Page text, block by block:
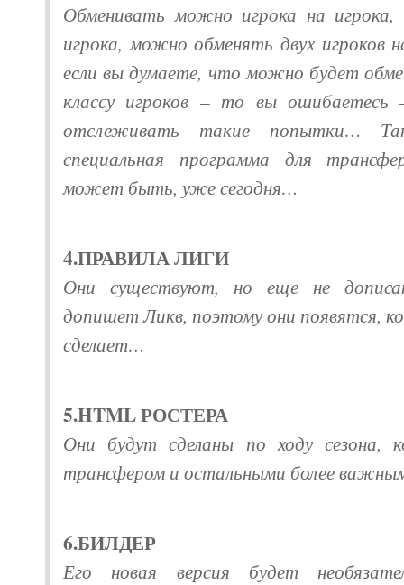
Обменивать можно игрока на игрока,
игрока, можно обменять двух игроков
если вы думаете, что можно будет
классу игроков – то вы ошибаетесь
отслеживать такие попытки…
специальная программа для
может быть, уже сегодня…
4.ПРАВИЛА ЛИГИ
Они существуют, но еще не
допишет Ликв, поэтому они появятся,
сделает…
5.HTML РОСТЕРА
Они будут сделаны по ходу сезона,
трансфером и остальными более
6.БИЛДЕР
Его новая версия будет